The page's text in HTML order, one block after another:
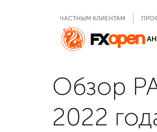
ЧАСТНЫМ КЛИЕНТАМ
Обзор
2022